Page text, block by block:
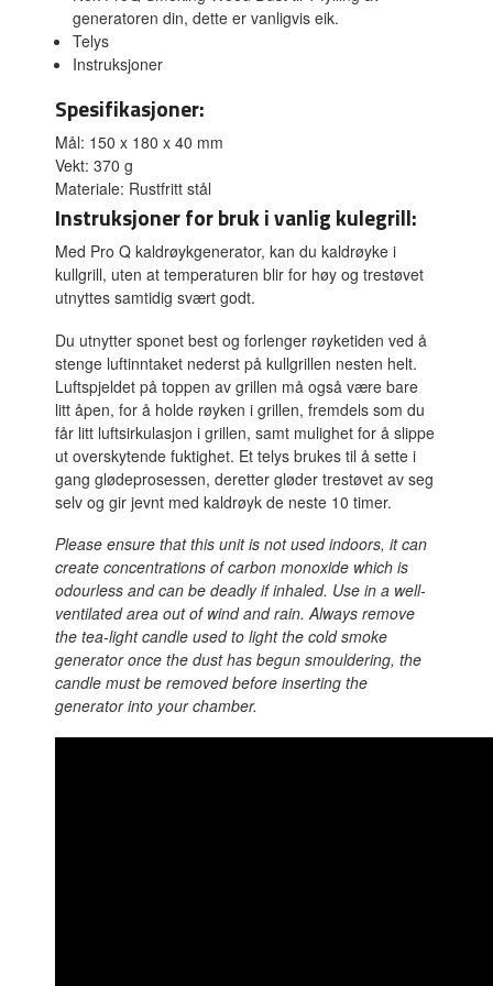
generatoren din, dette er vanligvis eik.
Telys
Instruksjoner
Spesifikasjoner:
Mål: 150 x 180 x 40 mm
Vekt: 370 g
Materiale: Rustfritt stål
Instruksjoner for bruk i vanlig kulegrill:
Med Pro Q kaldrøykgenerator, kan du kaldrøyke i
kullgrill, uten at temperaturen blir for høy og trestøvet
utnyttes samtidig svært godt.
Du utnytter sponet best og forlenger røyketiden ved å
stenge luftinntaket nederst på kullgrillen nesten helt.
Luftspjeldet på toppen av grillen må også være bare
litt åpen, for å holde røyken i grillen, fremdels som du
får litt luftsirkulasjon i grillen, samt mulighet for å slippe
ut overskytende fuktighet. Et telys brukes til å sette i
gang glødeprosessen, deretter gløder trestøvet av seg
selv og gir jevnt med kaldrøyk de neste 10 timer.
Please ensure that this unit is not used indoors, it can
create concentrations of carbon monoxide which is
odourless and can be deadly if inhaled. Use in a well-
ventilated area out of wind and rain. Always remove
the tea-light candle used to light the cold smoke
generator once the dust has begun smouldering, the
candle must be removed before inserting the
generator into your chamber.